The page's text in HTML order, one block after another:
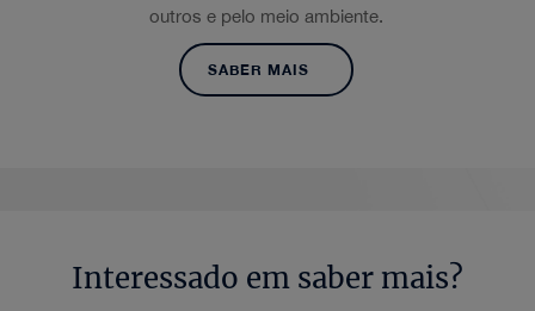
outros e pelo meio ambiente.
SABER MAIS
Interessado em saber mais?